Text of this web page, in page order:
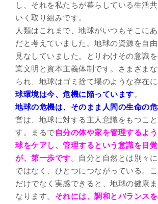
し、それを私たちが暮らしている生活
いく取り組みです。
人類はこれまで、地球がいつもそこに
だと考えていました。地球の資源を自
見なしていました。とりわけその意識
業文明と資本主義体制です。さまざま
られ、地球はゴミ捨て場のような存在
球環境は今、危機に陥っています。
地球の危機は、そのまま人間の生命の
営は、地球に対する主人意識をもつこ
す。まるで自分の体や家を管理するよ
球をケアし、管理するという意識を目
が、第一歩です。自分と自然とは別々
ではなく、ひとつにつながっている。
だけでなく実感できると、地球の健康
なります。 それには、調和とバランス